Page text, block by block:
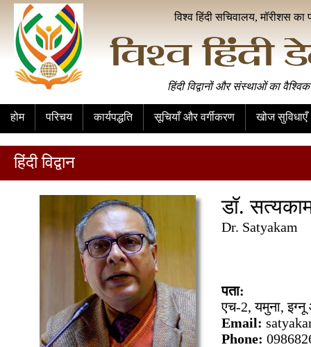
विश्व हिंदी सचिवालय, मॉरीशस का
हिंदी विद्वानों और संस्थाओं का
होम परिचय कार्यपद्धति सूचियाँ और वर्गीकरण खोज सुविधाएँ
हिंदी विद्वान
डॉ.
Dr. Satyakam
पता:
एच-2, यमुना, इग्नू
Email:
Phone: